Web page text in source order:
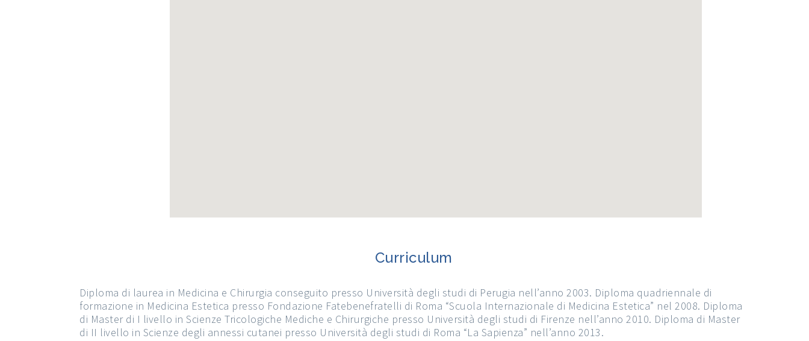
Curriculum
Diploma di laurea in Medicina e Chirurgia conseguito presso Università degli studi di Perugia nell’anno 2003. Diploma quadriennale di
formazione in Medicina Estetica presso Fondazione Fatebenefratelli di Roma “Scuola Internazionale di Medicina Estetica” nel 2008. Diploma
di Master di I livello in Scienze Tricologiche Mediche e Chirurgiche presso Università degli studi di Firenze nell’anno 2010. Diploma di Master
di II livello in Scienze degli annessi cutanei presso Università degli studi di Roma “La Sapienza” nell’anno 2013.